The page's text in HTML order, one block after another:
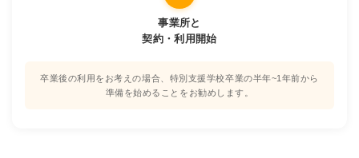
事業所と
契約・利用開始
卒業後の利用をお考えの場合、特別支援学校卒業の半年~1年前から
準備を始めることをお勧めします。